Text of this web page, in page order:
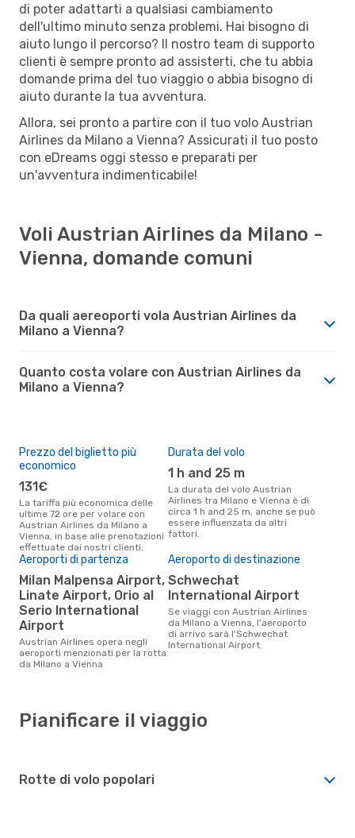
di poter adattarti a qualsiasi cambiamento
dell'ultimo minuto senza problemi. Hai bisogno di
aiuto lungo il percorso? Il nostro team di supporto
clienti è sempre pronto ad assisterti, che tu abbia
domande prima del tuo viaggio o abbia bisogno di
aiuto durante la tua avventura.
Allora, sei pronto a partire con il tuo volo Austrian
Airlines da Milano a Vienna? Assicurati il tuo posto
con eDreams oggi stesso e preparati per
un'avventura indimenticabile!
Voli Austrian Airlines da Milano -
Vienna, domande comuni
Da quali aereoporti vola Austrian Airlines da
Milano a Vienna?
Quanto costa volare con Austrian Airlines da
Milano a Vienna?
Prezzo del biglietto più
economico
131€
La tariffa più economica delle
ultime 72 ore per volare con
Austrian Airlines da Milano a
Vienna, in base alle prenotazioni
effettuate dai nostri clienti.
Durata del volo
1 h and 25 m
La durata del volo Austrian
Airlines tra Milano e Vienna è di
circa 1 h and 25 m, anche se può
essere influenzata da altri
fattori.
Aeroporti di partenza
Milan Malpensa Airport,
Linate Airport, Orio al
Serio International
Airport
Austrian Airlines opera negli
aeroporti menzionati per la rotta
da Milano a Vienna
Aeroporto di destinazione
Schwechat
International Airport
Se viaggi con Austrian Airlines
da Milano a Vienna, l'aeroporto
di arrivo sarà l'Schwechat
International Airport.
Pianificare il viaggio
Rotte di volo popolari